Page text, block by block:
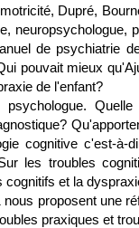
Dupré,
neuropsychologue,
de psychiatrie
pouvait mieux
de l'enfant?
cognitive c'est-à-
les troubles
cognitifs et la
nous proposent une
praxiques et